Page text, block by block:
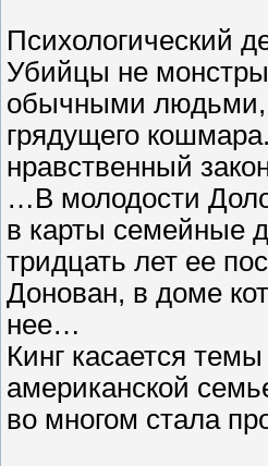
Психологический
Убийцы не
обычными людьми,
грядущего
нравственный
…В молодости
в карты семейные
тридцать лет ее
Донован, в доме
нее…
Кинг касается
американской
во многом стала